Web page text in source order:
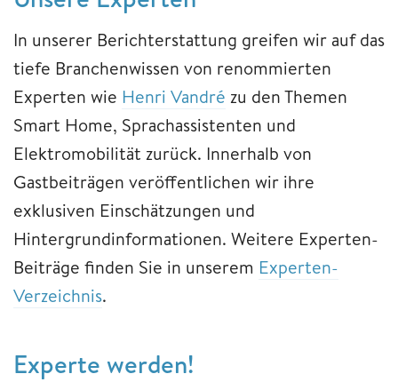
In unserer Berichterstattung greifen wir auf das
tiefe Branchenwissen von renommierten
Experten wie Henri Vandré zu den Themen
Smart Home, Sprachassistenten und
Elektromobilität zurück. Innerhalb von
Gastbeiträgen veröffentlichen wir ihre
exklusiven Einschätzungen und
Hintergrundinformationen. Weitere Experten-
Beiträge finden Sie in unserem Experten-
Verzeichnis.
Experte werden!